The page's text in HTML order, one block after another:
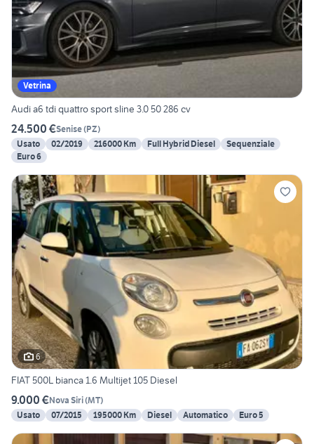
Vetrina
Audi a6 tdi quattro sport sline 3.0 50 286 cv
24.500 €Senise(PZ)
Usato
02/2019 216000 Km Full Hybrid Diesel
Sequenziale
Euro 6
6
FIAT 500L bianca 1.6 Multijet 105 Diesel
9.000 €Nova Siri(MT)
Usato
07/2015 195000 Km Diesel Automatico Euro 5